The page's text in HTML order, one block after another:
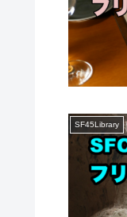
SF45Library